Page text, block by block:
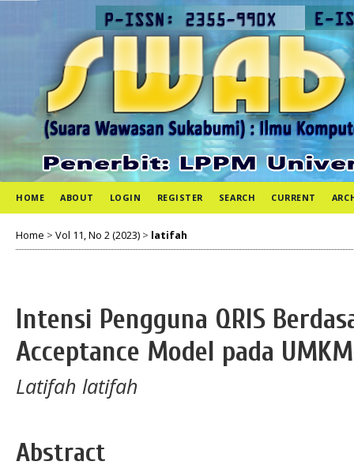
HOME ABOUT LOGIN REGISTER SEARCH CURRENT
Home > Vol 11, No 2 (2023) > latifah
Intensi Pengguna QRIS
Acceptance Model pada
Latifah latifah
Abstract